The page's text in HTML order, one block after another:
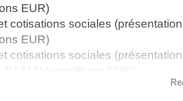
EUR)
cotisations sociales
EUR)
cotisations sociales
S1314) (en millions EUR)
et cotisations sociales